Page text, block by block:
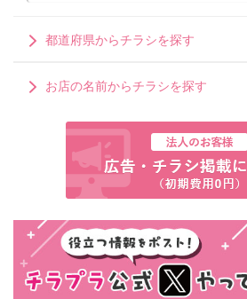
都道府県からチラシを探す
お店の名前からチラシを探す